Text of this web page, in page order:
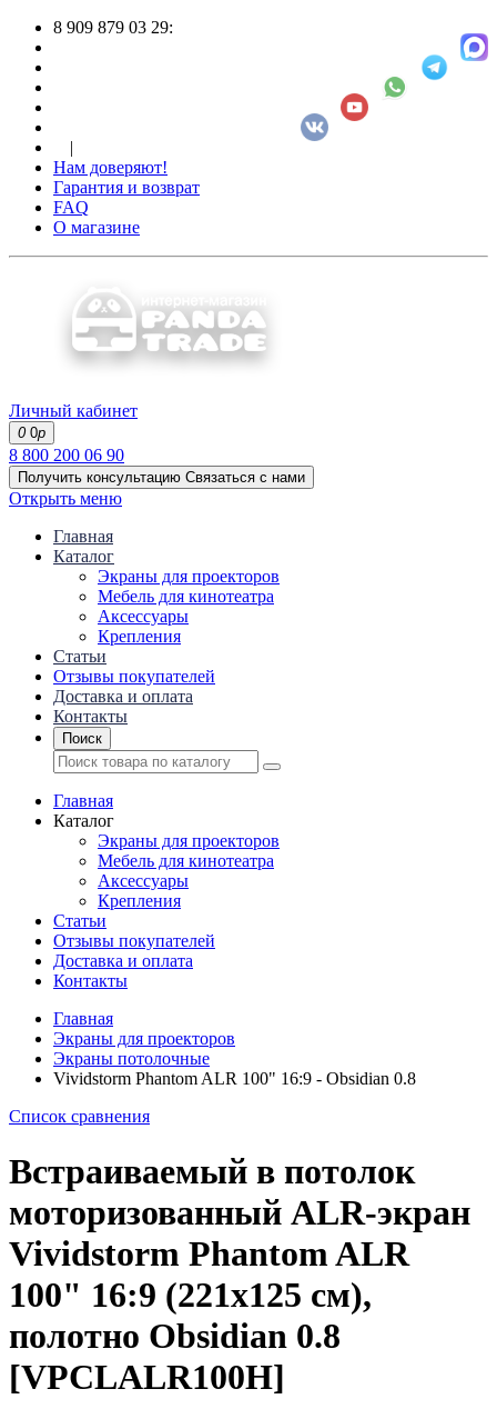
8 909 879 03 29:
|
Нам доверяют!
Гарантия и возврат
FAQ
О магазине
Личный кабинет
0 0р
8 800 200 06 90
Получить консультацию Связаться с нами
Открыть меню
Главная
Каталог
Экраны для проекторов
Mебель для кинотеатра
Аксессуары
Крепления
Статьи
Отзывы покупателей
Доставка и оплата
Контакты
Поиск
Главная
Каталог
Экраны для проекторов
Mебель для кинотеатра
Аксессуары
Крепления
Статьи
Отзывы покупателей
Доставка и оплата
Контакты
Главная
Экраны для проекторов
Экраны потолочные
Vividstorm Phantom ALR 100" 16:9 - Obsidian 0.8
Список сравнения
Встраиваемый в потолок
моторизованный ALR-экран
Vividstorm Phantom ALR
100" 16:9 (221x125 см),
полотно Obsidian 0.8
[VPCLALR100H]